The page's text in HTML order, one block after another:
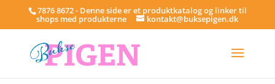
7876 8672 - Denne side er et produktkatalog og linker til
shops med produkterne kontakt@buksepigen.dk